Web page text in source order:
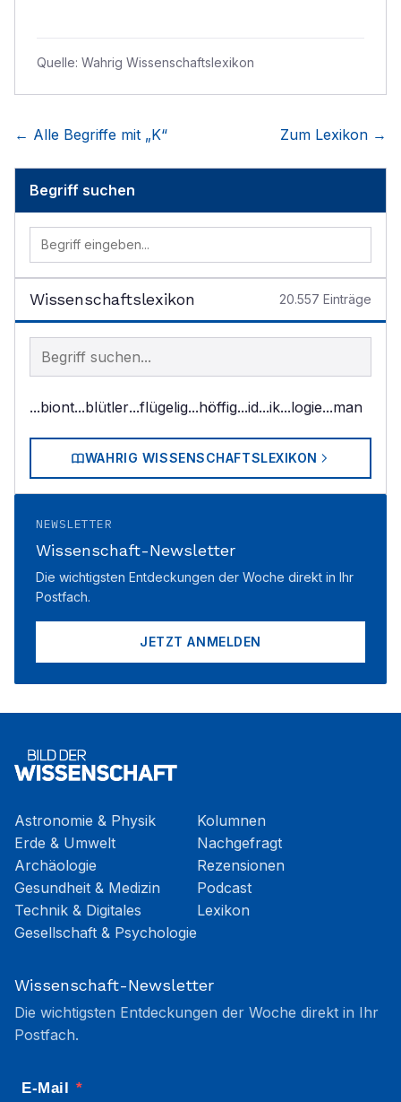
Quelle: Wahrig Wissenschaftslexikon
← Alle Begriffe mit „K“ Zum Lexikon →
Begriff suchen
Wissenschaftslexikon 20.557 Einträge
Begriff im Lexikon suchen
...biont...blütler...flügelig...höffig...id...ik...logie...man
WAHRIG WISSENSCHAFTSLEXIKON
NEWSLETTER
Wissenschaft-Newsletter
Die wichtigsten Entdeckungen der Woche direkt in Ihr
Postfach.
JETZT ANMELDEN
Astronomie & Physik
Erde & Umwelt
Archäologie
Gesundheit & Medizin
Technik & Digitales
Gesellschaft & Psychologie
Kolumnen
Nachgefragt
Rezensionen
Podcast
Lexikon
Wissenschaft-Newsletter
Die wichtigsten Entdeckungen der Woche direkt in Ihr
Postfach.